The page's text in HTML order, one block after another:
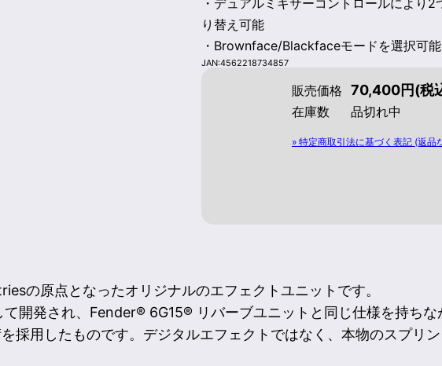
・デュアルミキサーコントロールにより
り替え可能
・Brownface/Blackfaceモードを選択可
JAN:4562218734857
販売価格 70,400円(税
在庫数 品切れ中
» 特定商取引法に基づく表記 (返品
の原点となったオリジナルのエフェクトユニットです。
て開発され、Fender® 6G15® リバーブユニットと同じ仕様を持ちな
採用したものです。デジタルエフェクトではなく、本物のスプリ